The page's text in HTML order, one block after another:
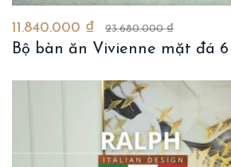
11.840.000 ₫ 23.680.000 ₫
Bộ bàn ăn Vivienne mặt đá 6